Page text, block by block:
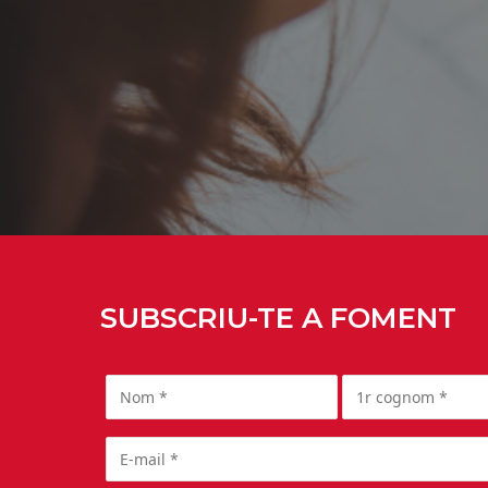
SUBSCRIU-TE A FOMENT